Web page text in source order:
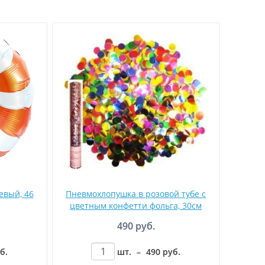
46
.
Пневмохлопушка в розовой тубе с
цветным конфетти фольга, 30см
490 руб.
шт. – 490 руб.